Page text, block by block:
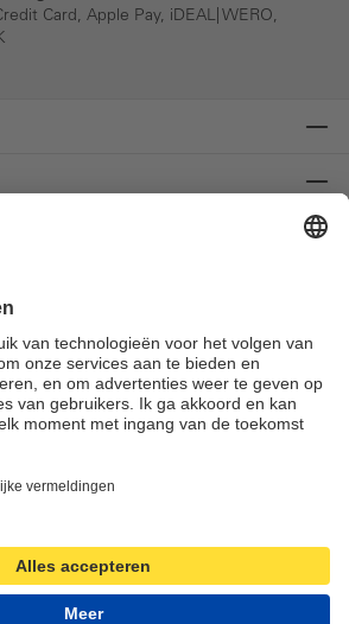
Card, Apple Pay, iDEAL| WERO,
Herroeping